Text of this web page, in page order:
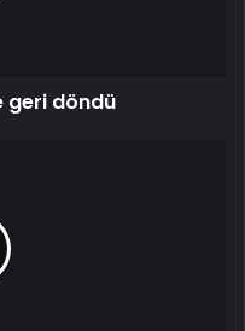
geri döndü